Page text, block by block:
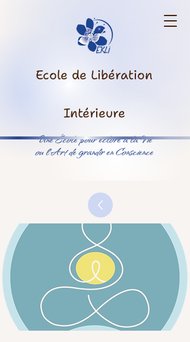
Ecole de Libération
Intérieure
Une École pour éclore à la Vie
ou l’Art de grandir en Conscience